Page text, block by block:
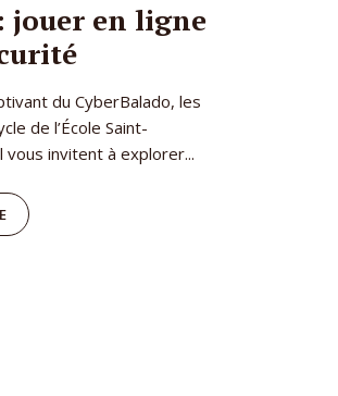
jouer en ligne
du CyberBalado, les
de l’École Saint-
vous invitent à explorer...